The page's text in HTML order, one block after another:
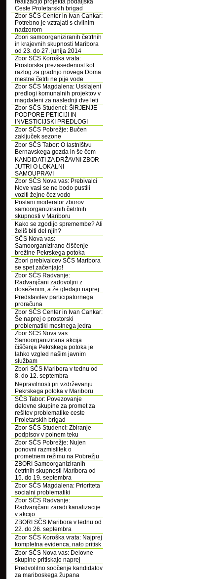
realizacijo projekta podaljška
Ceste Proletarskih brigad
Zbor SČS Center in Ivan Cankar:
Potrebno je vztrajati s civilnim
nadzorom
Zbori samoorganiziranih četrtnih
in krajevnih skupnosti Maribora
od 23. do 27. junija 2014
Zbor SČS Koroška vrata:
Prostorska prezasedenost kot
razlog za gradnjo novega Doma
mestne četrti ne pije vode
Zbor SČS Magdalena: Usklajeni
predlogi komunalnih projektov v
magdaleni za naslednji dve leti
Zbor SČS Studenci: ŠIRJENJE
PODPORE PETICIJI IN
INVESTICIJSKI PREDLOGI
Zbor SČS Pobrežje: Bučen
zaključek sezone
Zbor SČS Tabor: O lastništvu
Bernavskega gozda in še čem
KANDIDATI ZA DRŽAVNI ZBOR
JUTRI O LOKALNI
SAMOUPRAVI
Zbor SČS Nova vas: Prebivalci
Nove vasi se ne bodo pustili
voziti žejne čez vodo
Postani moderator zborov
samoorganiziranih četrtnih
skupnosti v Mariboru
Kako se zgodijo spremembe? Ali
želiš biti del njih?
SČS Nova vas:
Samoorganizirano čiščenje
brežine Pekrskega potoka
Zbori prebivalcev SČS Maribora
se spet začenjajo!
Zbor SČS Radvanje:
Radvanjčani zadovoljni z
doseženim, a že gledajo naprej
Predstavitev participatornega
proračuna
Zbor SČS Center in Ivan Cankar:
Še naprej o prostorski
problematiki mestnega jedra
Zbor SČS Nova vas:
Samoorganizirana akcija
čiščenja Pekrskega potoka je
lahko vzgled našim javnim
službam
Zbori SČS Maribora v tednu od
8. do 12. septembra
Nepravilnosti pri vzdrževanju
Pekrskega potoka v Mariboru
SČS Tabor: Povezovanje
delovne skupine za promet za
rešitev problematike ceste
Proletarskih brigad
Zbor SČS Studenci: Zbiranje
podpisov v polnem teku
Zbor SČS Pobrežje: Nujen
ponovni razmislitek o
prometnem režimu na Pobrežju
ZBORI Samoorganiziranih
četrtnih skupnosti Maribora od
15. do 19. septembra
Zbor SČS Magdalena: Prioriteta
socialni problematiki
Zbor SČS Radvanje:
Radvanjčani zaradi kanalizacije
v akcijo
ZBORI SČS Maribora v tednu od
22. do 26. septembra
Zbor SČS Koroška vrata: Najprej
kompletna evidenca, nato pritisk
Zbor SČS Nova vas: Delovne
skupine pritiskajo naprej
Predvolilno soočenje kandidatov
za mariboskega župana